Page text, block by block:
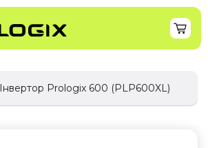
Інвертор Prologix 600 (PLP600XL)